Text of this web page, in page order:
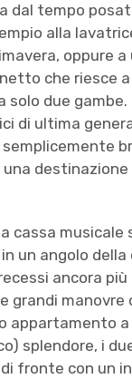
dal tempo
alla
oppure a
che riesce
due gambe.
di ultima
semplicemente
cassa musicale
un angolo della
ancora più
grandi manovre
appartamento a
splendore, i
fronte con un